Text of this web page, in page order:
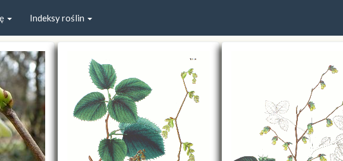
Indeksy roślin